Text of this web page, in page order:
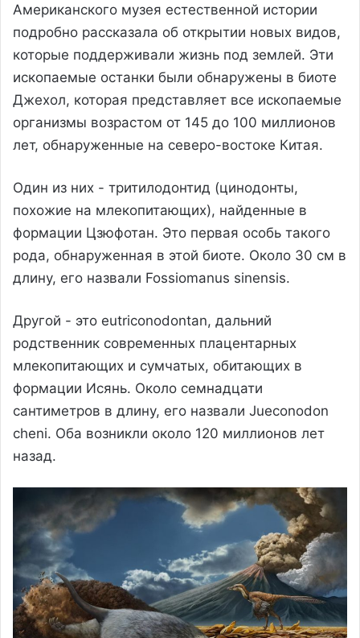
Американского музея естественной истории
подробно рассказала об открытии новых видов,
которые поддерживали жизнь под землей. Эти
ископаемые останки были обнаружены в биоте
Джехол, которая представляет все ископаемые
организмы возрастом от 145 до 100 миллионов
лет, обнаруженные на северо-востоке Китая.
Один из них - тритилодонтид (цинодонты,
похожие на млекопитающих), найденные в
формации Цзюфотан. Это первая особь такого
рода, обнаруженная в этой биоте. Около 30 см в
длину, его назвали Fossiomanus sinensis.
Другой - это eutriconodontan, дальний
родственник современных плацентарных
млекопитающих и сумчатых, обитающих в
формации Исянь. Около семнадцати
сантиметров в длину, его назвали Jueconodon
cheni. Оба возникли около 120 миллионов лет
назад.